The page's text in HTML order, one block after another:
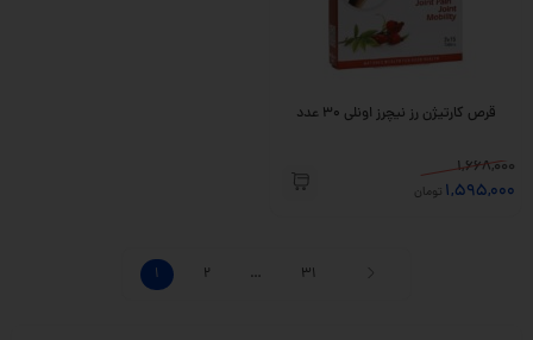
قرص کارتیژن رز نیچرز اونلی 30 عدد
1,668,000
1,595,000 تومان
1 2 … 31